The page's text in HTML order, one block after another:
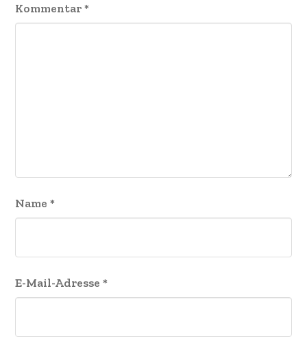
Kommentar*
Name *
E-Mail-Adresse *